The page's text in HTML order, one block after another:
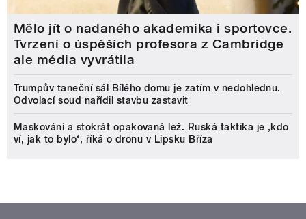
Mělo jít o nadaného akademika i sportovce.
Tvrzení o úspěších profesora z Cambridge
ale média vyvrátila
Trumpův taneční sál Bílého domu je zatím v nedohlednu.
Odvolací soud nařídil stavbu zastavit
Maskování a stokrát opakovaná lež. Ruská taktika je ‚kdo
ví, jak to bylo‘, říká o dronu v Lipsku Bříza